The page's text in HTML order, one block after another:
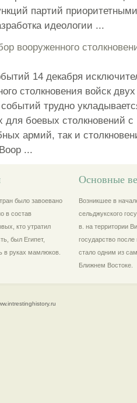
партий
идеологии ...
вооруженного
14 декабря
столкновения войск
трудно
для боевых столкновений
армий, так и
...
было завоевано
в состав
кто утратил
был Египет,
в руках мамлюков.
Основные
Возникшее в
сельджукского
в. на территории
государство после
стало одним из
Ближнем Востоке.